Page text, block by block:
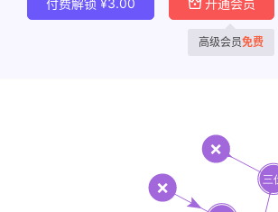
付费解锁 ¥3.00 开通会员
高级会员免费